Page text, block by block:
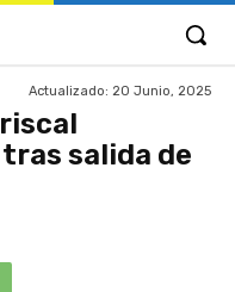
Actualizado: 20 Junio, 2025
salida de